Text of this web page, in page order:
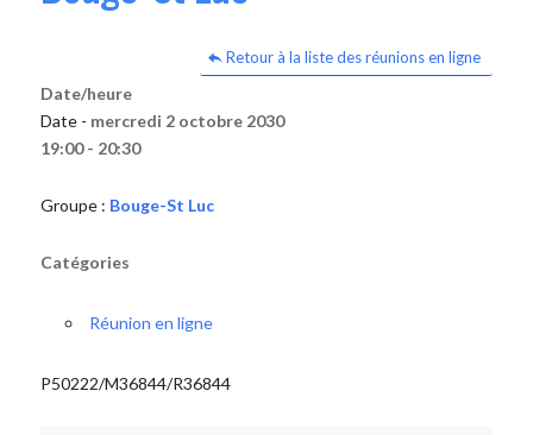
Retour à la liste des réunions en ligne
Date/heure
Date - mercredi 2 octobre 2030
19:00 - 20:30
Groupe : Bouge-St Luc
Catégories
Réunion en ligne
P50222/M36844/R36844